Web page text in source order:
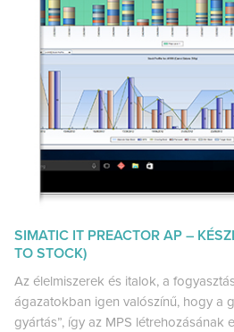
SIMATIC IT PREACTOR AP –
TO STOCK)
Az élelmiszerek és italok, a
ágazatokban igen valószínű, hogy a
gyártás”, így az MPS